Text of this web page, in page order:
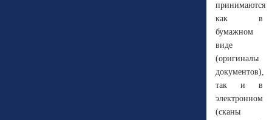
принимаются
как в
бумажном
виде
(оригиналы
документов),
так и в
электронном
(сканы